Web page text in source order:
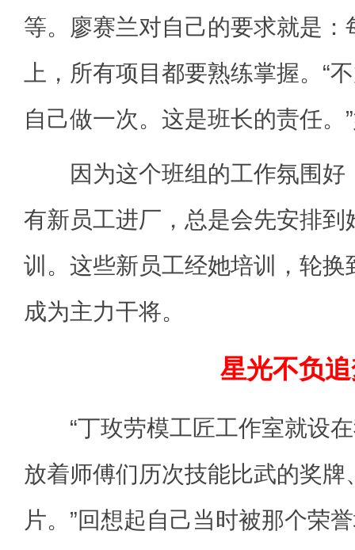
等。廖赛兰对自己的要求就是
上，所有项目都要熟练掌握。“
自己做一次。这是班长的责任。
因为这个班组的工作氛围好
有新员工进厂，总是会先安排到
训。这些新员工经她培训，轮换
成为主力干将。
星光不负
“丁玫劳模工匠工作室就设在
放着师傅们历次技能比武的奖牌
片。”回想起自己当时被那个荣